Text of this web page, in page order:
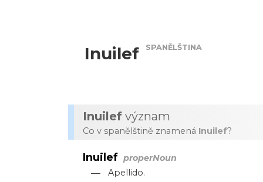
Inuilef SPANĚLŠTINA
Inuilef význam
Co v spanělštině znamená Inuilef?
Inuilef properNoun
— Apellido.